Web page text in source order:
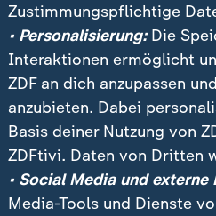
ist Deutscher
Zustimmungspflichtige
• Personalisierung:Die
Interaktionen ermöglicht
ZDF an dich anzupassen
anzubieten. Dabei
Basis deiner Nutzung von
ZDFtivi. Daten von Dritten
• Social Media und
Media-Tools und Dienste